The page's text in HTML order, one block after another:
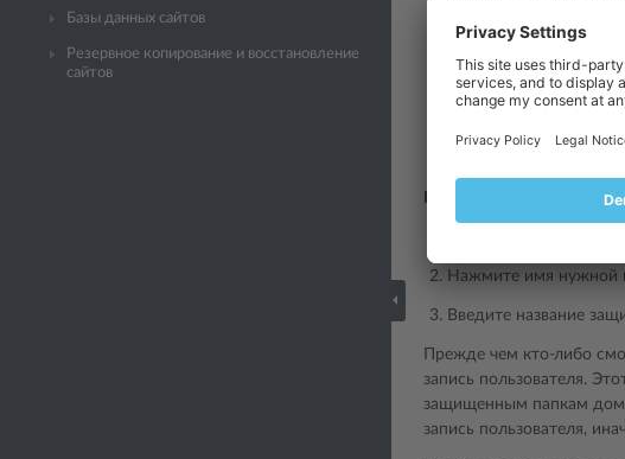
Базы данных сайтов
Резервное копирование и восстановление
сайтов
Примечание
В Plesk для Linux
только
Если вы решите
Нажмите имя нужной
Введите название
Прежде чем кто-либо
запись пользователя.
защищенным папкам
запись пользователя,